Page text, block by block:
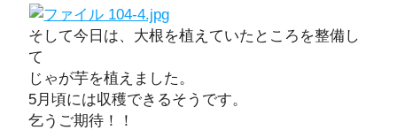
そして今日は、大根を植えていたところを整備し
て
じゃが芋を植えました。
5月頃には収穫できるそうです。
乞うご期待！！